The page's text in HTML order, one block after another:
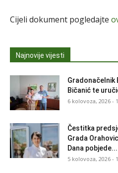
Cijeli dokument pogledajte
Najnovije vijesti
Gradonačelnik
Bičanić te
6 kolovoza, 2026 -
Čestitka
Grada
Dana pobjede...
5 kolovoza, 2026 -